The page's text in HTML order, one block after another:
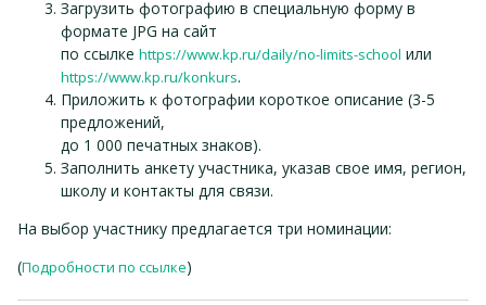
Загрузить фотографию в специальную форму в
формате JPG на сайт
по ссылке https://www.kp.ru/daily/no-limits-school или
https://www.kp.ru/konkurs.
Приложить к фотографии короткое описание (3-5
предложений,
до 1 000 печатных знаков).
Заполнить анкету участника, указав свое имя, регион,
школу и контакты для связи.
На выбор участнику предлагается три номинации:
(Подробности по ссылке)